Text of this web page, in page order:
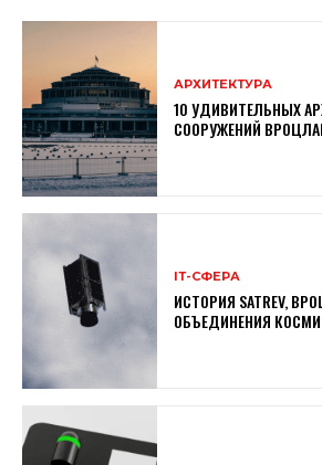
АРХИТЕКТУРА
10 УДИВИТЕЛЬНЫХ
СООРУЖЕНИЙ
ІТ-СФЕРА
ИСТОРИЯ SATREV,
ОБЪЕДИНЕНИЯ